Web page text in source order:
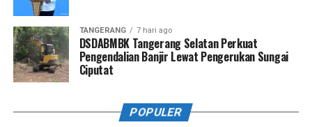
TANGERANG 7 hari ago
DSDABMBK Tangerang Selatan Perkuat
Pengendalian Banjir Lewat Pengerukan Sungai
Ciputat
POPULER